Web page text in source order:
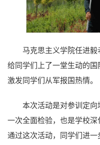
马克思主义学院任进
给同学们上了一堂生动的国
激发同学们从军报国热情。
本次活动是对参训定
一次全面检验，也是学校深
通过这次活动，同学们进